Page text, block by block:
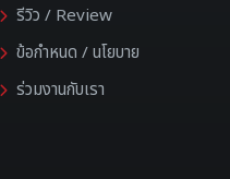
รีวิว / Review
ข้อกำหนด / นโยบาย
ร่วมงานกับเรา